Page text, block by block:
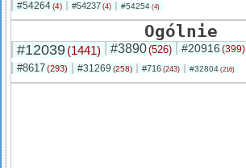
#54264(4) #54237 (4) #54254 (4)
Ogólnie
#12039(1441) #3890(526) #20916 (399)
#8617(293) #31269 (258) #716 (243) #32804 (216)